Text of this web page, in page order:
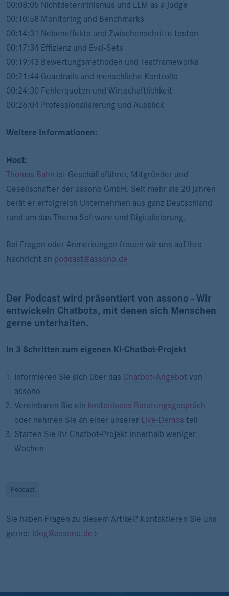
00:08:05 Nichtdeterminismus und LLM as a Judge
00:10:58 Monitoring und Benchmarks
00:14:31 Nebeneffekte und Zwischenschritte testen
00:17:34 Effizienz und Eval-Sets
00:19:43 Bewertungsmethoden und Testframeworks
00:21:44 Guardrails und menschliche Kontrolle
00:24:30 Fehlerquoten und Wirtschaftlichkeit
00:26:04 Professionalisierung und Ausblick
Weitere Informationen:
Host:
Thomas Bahn ist Geschäftsführer, Mitgründer und
Gesellschafter der assono GmbH. Seit mehr als 20 Jahren
berät er erfolgreich Unternehmen aus ganz Deutschland
rund um das Thema Software und Digitalisierung.
Bei Fragen oder Anmerkungen freuen wir uns auf Ihre
Nachricht an podcast@assono.de
Der Podcast wird präsentiert von assono - Wir
entwickeln Chatbots, mit denen sich Menschen
gerne unterhalten.
In 3 Schritten zum eigenen KI-Chatbot-Projekt
Informieren Sie sich über das Chatbot-Angebot von
assono
Vereinbaren Sie ein kostenloses Beratungsgespräch
oder nehmen Sie an einer unserer
Live-Demos teil
Starten Sie Ihr Chatbot-Projekt innerhalb weniger
Wochen
Podcast
Sie haben Fragen zu diesem Artikel? Kontaktieren Sie uns
gerne: blog@assono.de